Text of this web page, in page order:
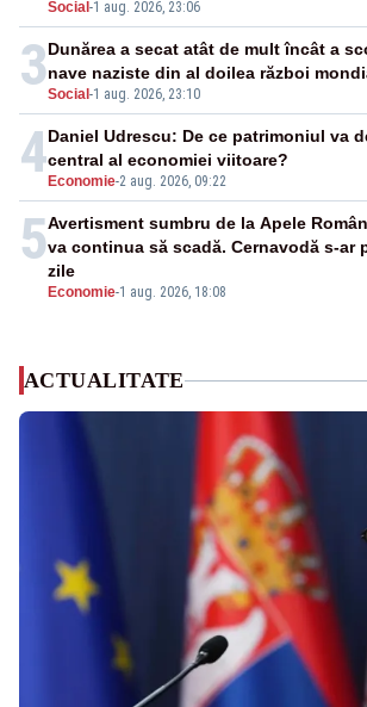
Social -1 aug. 2026, 23:06
3Social -1 aug. 2026, 23:10
Dunărea a secat atât de mult încât a
nave naziste din al doilea război
4 Economie-2 aug. 2026, 09:22
Daniel Udrescu: De ce patrimoniul va
central al economiei viitoare?
5
Economie-1 aug. 2026, 18:08
Avertisment sumbru de la Apele
va continua să scadă. Cernavodă s-ar
zile
ACTUALITATE